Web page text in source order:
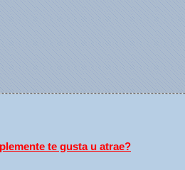
te gusta u atrae?